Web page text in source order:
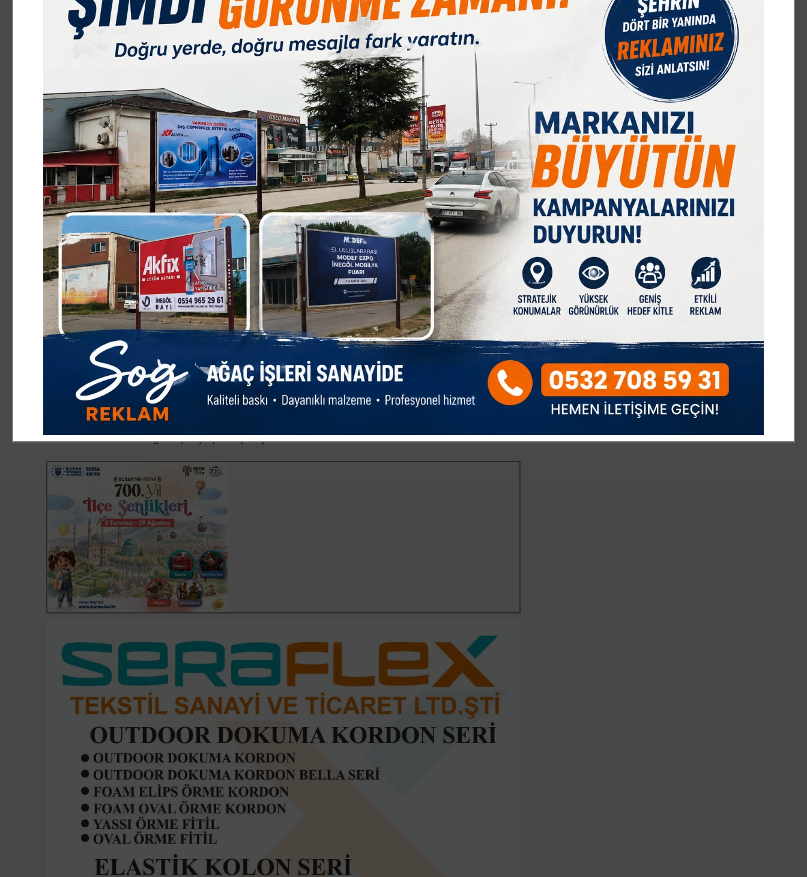
SİYASET
Paylas Paylas Paylas
Muhalefet anlayışları gereği yanlışı eleştirdiklerini ve doğruyu da desteklediklerini belirten İlçe Başkanı Yıldız, “Ortaya
güzel bir eser çıktı. İnegöl’ümüzün ihtiyaçları doğrultusunda bir proje oldu. İnşallah yeni cazibe merkezleri ve yeşil
alanlar yapmak adına çalışmalar devam eder” dedi.
Ahmet Yıldız’ın açıklamaları şu şekilde;
YAPICI MUHALEFET ANLAYIŞINI BENİMSİYORUZ
“Saadet Partisi İnegöl İlçe Teşkilatı olarak yapıcı ve aktif muhalefet anlayışını benimsiyoruz. Yapılmayan veya yanlış
yapılan hizmetleri vatandaş odaklı düşünerek eleştiriyoruz, eleştirmekle kalmayıp konu üzerinde çalışarak çözüm
önerilerimizi de sunuyoruz. Bizim önerilerimiz, iktidar partisinin yöneticilerine bir nevi yol haritası oluyor. Keşke
istişare kültürüne açık bir yönetim anlayışları olsa, bizler de sesimizi ve düşüncelerimizi kamuoyu aracılığıyla değil de
bizzat kendilerine söyleyebilsek. Yapıcı muhalefet anlayışıyla ilçemiz, ilimiz ve ülkemiz için mücadelelerimizi devam
ettirirken de üslubumuza bir Milli Görüşçü ve Saadet Partiliye yakışır olacak şekilde dikkat ediyoruz. Tüm
siyasetçilerimizi de bu üsluba davet ediyoruz.”
ORTAYA GÜZEL BİR ESER ÇIKTI
“Muhalefet anlayışımızın altını çizdikten sonra, son yıllarda ilçemize yapılan bir proje için sayın Belediye Başkanı Alper
Taban ve ekibine kamuoyu aracılığıyla teşekkür etmek istiyoruz. Bu proje Kanal İnegöl Projesi. 2020 yılının Aralık
ayında Mesudiye Mahallesi dere boyunda başlanan proje her ne kadar tahmin edildiği 2021 yılının sonunda
bitirilemese de ortaya güzel bir eser çıktı. Daha önce yapmış olduğumuz basın açıklamalarında sıklıkla İnegöl'ümüzün
sıkıştığını, nüfusun arttığını, yeşil alan eksikliğini, alternatif cazibe merkezlerinin oluşturulması gerektiğini
vurgulamıştık.”
VATANDAŞLARI OLUŞTURDUĞU KALABALIK DOĞRU PROJE OLDUĞUNUN İSPATIDIR
“Kanal İnegöl Projesi tam olarak bu ihtiyacı karşılayan bir proje oldu. Mesudiye Mahallesi'nde Bedre Deresi'nin her iki
yakasına oluşturulan ve 850 metre uzunluğunda olan proje bölgenin çehresini değiştirdi. Yaz sezonunda ve şu anda
havaların iyi gitmesi nedeniyle de vatandaşların, çocukların, yaşlıların Kanal İnegöl'de kalabalıklar oluşturması da
projenin doğru bir proje olmasının ispatıdır. Çünkü ilçemizin böyle merkezlere ve yeşil alanlara ihtiyacı vardır.”
KİTAPHANE, YENİ AĞAÇLAR VE SÜS BİTKİLERİ İSABETLİ KARAR
“Ayrıca projenin içerisinde 630 yeni ağacın yer alması ve çok sayıda süs bitkisinin yer alması da gün geçtikçe
betonlaşan İnegöl'ümüzde isabetli bir karar olmuştur. Yine bildiğimiz kadarıyla proje içerisinde önceden kitaphane
detayı yoktu. Proje başladıktan ve şekillendikten sonra kitaphane inşasının da projeye eklenmesi bizleri ve
gençlerimizi mutlu etmiştir. Saadet Partisi İnegöl İlçe Teşkilatı olarak vatandaşlarımızın hayrına olmayan her şeyi
Taban ve ekibine Kanal İnegöl Projesi çalışması için teşekkür ederiz.”